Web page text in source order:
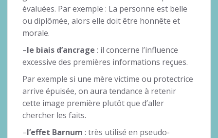
évaluées. Par exemple : La personne est belle
ou diplômée, alors elle doit être honnête et
morale.
–le biais d’ancrage : il concerne l’influence
excessive des premières informations reçues.
Par exemple si une mère victime ou protectrice
arrive épuisée, on aura tendance à retenir
cette image première plutôt que d’aller
chercher les faits.
–l’effet Barnum : très utilisé en pseudo-